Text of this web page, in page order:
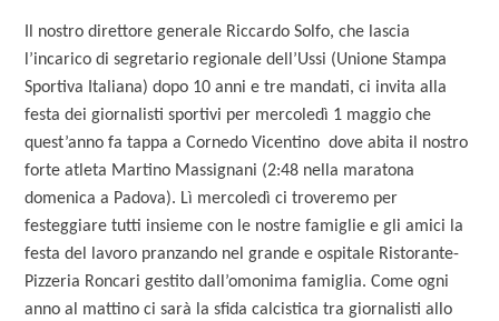
Il nostro direttore generale Riccardo Solfo, che lascia
l’incarico di segretario regionale dell’Ussi (Unione Stampa
Sportiva Italiana) dopo 10 anni e tre mandati, ci invita alla
festa dei giornalisti sportivi per mercoledì 1 maggio che
quest’anno fa tappa a Cornedo Vicentino dove abita il nostro
forte atleta Martino Massignani (2:48 nella maratona
domenica a Padova). Lì mercoledì ci troveremo per
festeggiare tutti insieme con le nostre famiglie e gli amici la
festa del lavoro pranzando nel grande e ospitale Ristorante-
Pizzeria Roncari gestito dall’omonima famiglia. Come ogni
anno al mattino ci sarà la sfida calcistica tra giornalisti allo